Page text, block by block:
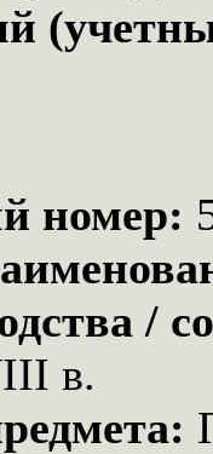
номер:
/
в.